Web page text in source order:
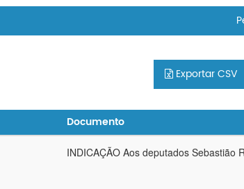
Exportar CSV
Documento
INDICAÇÃO Aos deputados Sebastião